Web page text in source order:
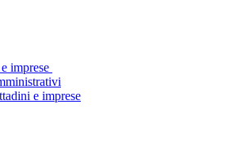
imprese
e imprese